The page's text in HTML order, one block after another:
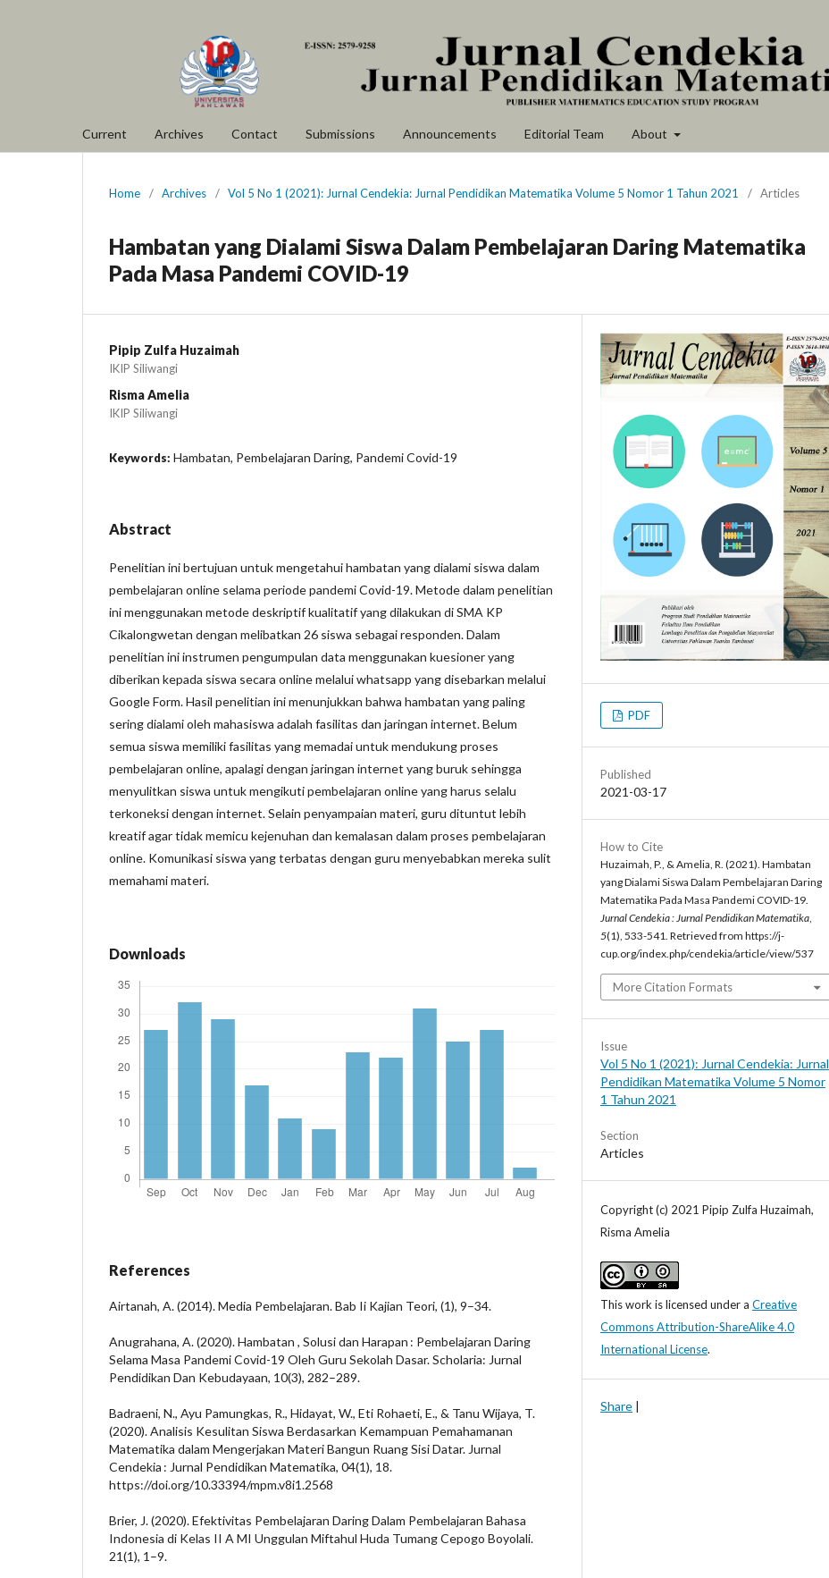
Current Archives Contact Submissions Announcements Editorial Team About
Home / Archives / Vol 5 No 1 (2021): Jurnal Cendekia: Jurnal Pendidikan Matematika Volume 5 Nomor 1 Tahun 2021 / Articles
Hambatan yang Dialami Siswa Dalam Pembelajaran Daring Matematika
Pada Masa Pandemi COVID-19
Pipip Zulfa Huzaimah
IKIP Siliwangi
Risma Amelia
IKIP Siliwangi
Keywords: Hambatan, Pembelajaran Daring, Pandemi Covid-19
Abstract
Penelitian ini bertujuan untuk mengetahui hambatan yang dialami siswa dalam
pembelajaran online selama periode pandemi Covid-19. Metode dalam penelitian
ini menggunakan metode deskriptif kualitatif yang dilakukan di SMA KP
Cikalongwetan dengan melibatkan 26 siswa sebagai responden. Dalam
penelitian ini instrumen pengumpulan data menggunakan kuesioner yang
diberikan kepada siswa secara online melalui whatsapp yang disebarkan melalui
Google Form. Hasil penelitian ini menunjukkan bahwa hambatan yang paling
sering dialami oleh mahasiswa adalah fasilitas dan jaringan internet. Belum
semua siswa memiliki fasilitas yang memadai untuk mendukung proses
pembelajaran online, apalagi dengan jaringan internet yang buruk sehingga
menyulitkan siswa untuk mengikuti pembelajaran online yang harus selalu
terkoneksi dengan internet. Selain penyampaian materi, guru dituntut lebih
kreatif agar tidak memicu kejenuhan dan kemalasan dalam proses pembelajaran
online. Komunikasi siswa yang terbatas dengan guru menyebabkan mereka sulit
memahami materi.
Downloads
References
Airtanah, A. (2014). Media Pembelajaran. Bab Ii Kajian Teori, (1), 9–34.
Anugrahana, A. (2020). Hambatan , Solusi dan Harapan : Pembelajaran Daring
Selama Masa Pandemi Covid-19 Oleh Guru Sekolah Dasar. Scholaria: Jurnal
Pendidikan Dan Kebudayaan, 10(3), 282–289.
Badraeni, N., Ayu Pamungkas, R., Hidayat, W., Eti Rohaeti, E., & Tanu Wijaya, T.
(2020). Analisis Kesulitan Siswa Berdasarkan Kemampuan Pemahamanan
Matematika dalam Mengerjakan Materi Bangun Ruang Sisi Datar. Jurnal
Cendekia : Jurnal Pendidikan Matematika, 04(1), 18.
https://doi.org/10.33394/mpm.v8i1.2568
Brier, J. (2020). Efektivitas Pembelajaran Daring Dalam Pembelajaran Bahasa
Indonesia di Kelas II A MI Unggulan Miftahul Huda Tumang Cepogo Boyolali.
21(1), 1–9.
PDF
Published
2021-03-17
How to Cite
Huzaimah, P., & Amelia, R. (2021). Hambatan
yang Dialami Siswa Dalam Pembelajaran Daring
Matematika Pada Masa Pandemi COVID-19.
Jurnal Cendekia : Jurnal Pendidikan Matematika,
5(1), 533-541. Retrieved from https://j-
cup.org/index.php/cendekia/article/view/537
More Citation Formats
Issue
Vol 5 No 1 (2021): Jurnal Cendekia: Jurnal
Pendidikan Matematika Volume 5 Nomor
1 Tahun 2021
Section
Articles
Copyright (c) 2021 Pipip Zulfa Huzaimah,
Risma Amelia
This work is licensed under a Creative
Commons Attribution-ShareAlike 4.0
International License.
Share |